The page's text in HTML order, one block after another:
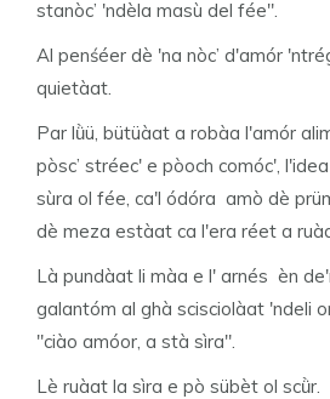
stanòc’ 'ndèla masù del fée".
Al penśéer dè 'na nòc’ d'amór
quietàat.
Par lǜü, bütüàat a robàa l'amór
pòsc’ stréec' e pòoch comóc',
sùra ol fée, ca'l ódóra amò dè
dè meza estàat ca l'era réet a
Là pundàat li màa e l' arnés èn
galantóm al ghà scisciolàat 'ndeli
"ciào amóor, a stà sìra".
Lè ruàat la sìra e pò sübèt ol scǜr.